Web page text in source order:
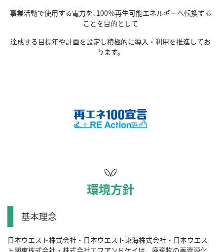
事業活動で使用する電力を､100％再生可能エネルギーへ転換する
ことを目的として
達成する目標年や計画を設定し積極的に導入・利用を推進してお
ります。
環境方針
基本理念
日本ウエスト株式会社・日本ウエスト東海株式会社・日本ウエス
ト関東株式会社・株式会社エフアンドケイは、廃棄物の再資源化